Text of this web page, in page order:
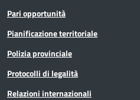
Pari opportunità
Pianificazione territoriale
Polizia provinciale
Protocolli di legalità
Relazioni internazionali